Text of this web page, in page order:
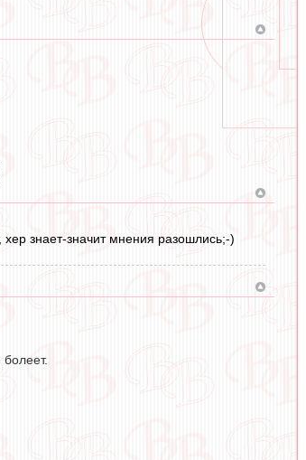
знает-значит мнения разошлись;-)